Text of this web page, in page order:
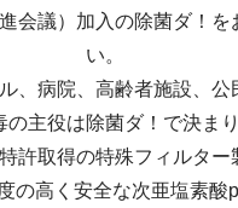
カート
マイページ
会議）加入の除菌ダ！を
い。
、病院、高齢者施設、公
の主役は除菌ダ！で決まり
許取得の特殊フィルター
の高く安全な次亜塩素酸